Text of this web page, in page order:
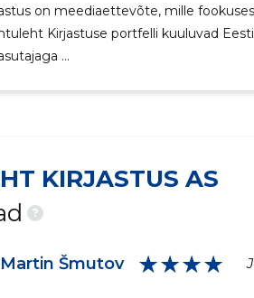
on meediaettevõte, mille
Kirjastuse portfelli kuuluvad
...
KIRJASTUS AS
?
Martin Šmutov ★★★★